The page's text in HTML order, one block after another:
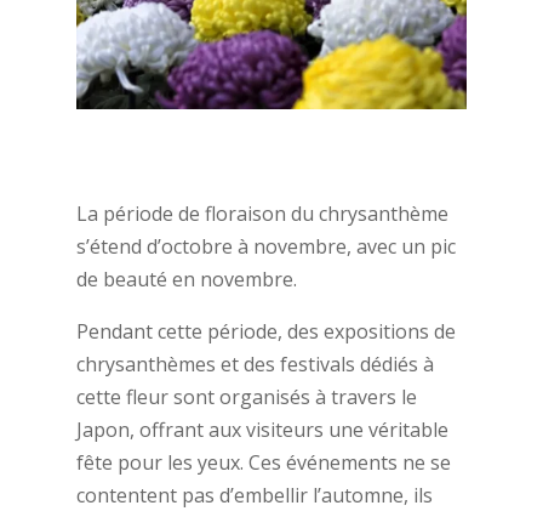
La période de floraison du chrysanthème
s’étend d’octobre à novembre, avec un pic
de beauté en novembre.
Pendant cette période, des expositions de
chrysanthèmes et des festivals dédiés à
cette fleur sont organisés à travers le
Japon, offrant aux visiteurs une véritable
fête pour les yeux. Ces événements ne se
contentent pas d’embellir l’automne, ils